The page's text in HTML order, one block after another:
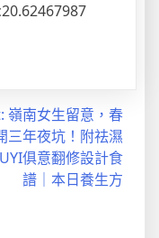
嶺南女生留意，春
三年夜坑！附祛濕
俱意翻修設計食
譜｜本日養生方